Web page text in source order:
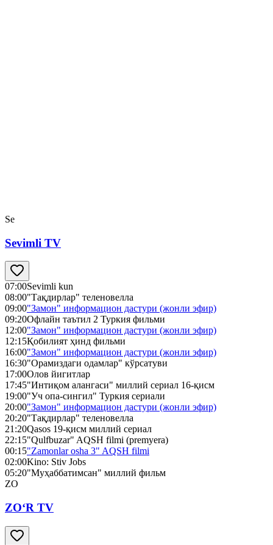
Se
Sevimli TV
07:00Sevimli kun
08:00"Тақдирлар" теленовелла
09:00"Замон" информацион дастури (жонли эфир)
09:20Офлайн таътил 2 Туркия фильми
12:00"Замон" информацион дастури (жонли эфир)
12:15Қобилият ҳинд фильми
16:00"Замон" информацион дастури (жонли эфир)
16:30"Орамиздаги одамлар" кўрсатуви
17:00Олов йигитлар
17:45"Интиқом алангаси" миллий сериал 16-қисм
19:00"Уч опа-сингил" Туркия сериали
20:00"Замон" информацион дастури (жонли эфир)
20:20"Тақдирлар" теленовелла
21:20Qasos 19-қисм миллий сериал
22:15"Qulfbuzar" AQSH filmi (premyera)
00:15"Zamonlar osha 3" AQSH filmi
02:00Kino: Stiv Jobs
05:20"Муҳаббатимсан" миллий фильм
ZO
ZO‘R TV